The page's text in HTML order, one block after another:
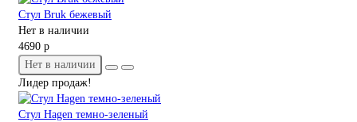
Стул Bruk бежевый
Нет в наличии
4690 р
Нет в наличии
Лидер продаж!
Стул Hagen темно-зеленый